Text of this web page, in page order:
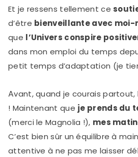
Et je ressens tellement ce
d’être bienveillante avec moi-
que l’Univers conspire
dans mon emploi du temps
petit temps d’adaptation (je
Avant, quand je courais partout,
! Maintenant que je prends du
(merci le Magnolia !), mes
C’est bien sûr un équilibre à
attentive à ne pas me laisser